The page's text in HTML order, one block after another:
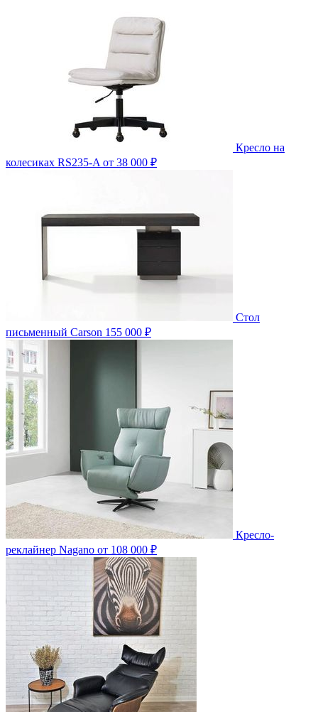
Кресло на
колесиках RS235-A от 38 000 ₽
Стол
письменный Carson 155 000 ₽
Кресло-
реклайнер Nagano от 108 000 ₽